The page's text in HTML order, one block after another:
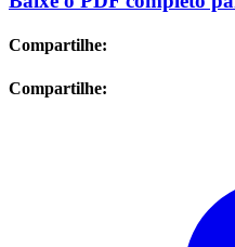
Compartilhe:
Compartilhe: